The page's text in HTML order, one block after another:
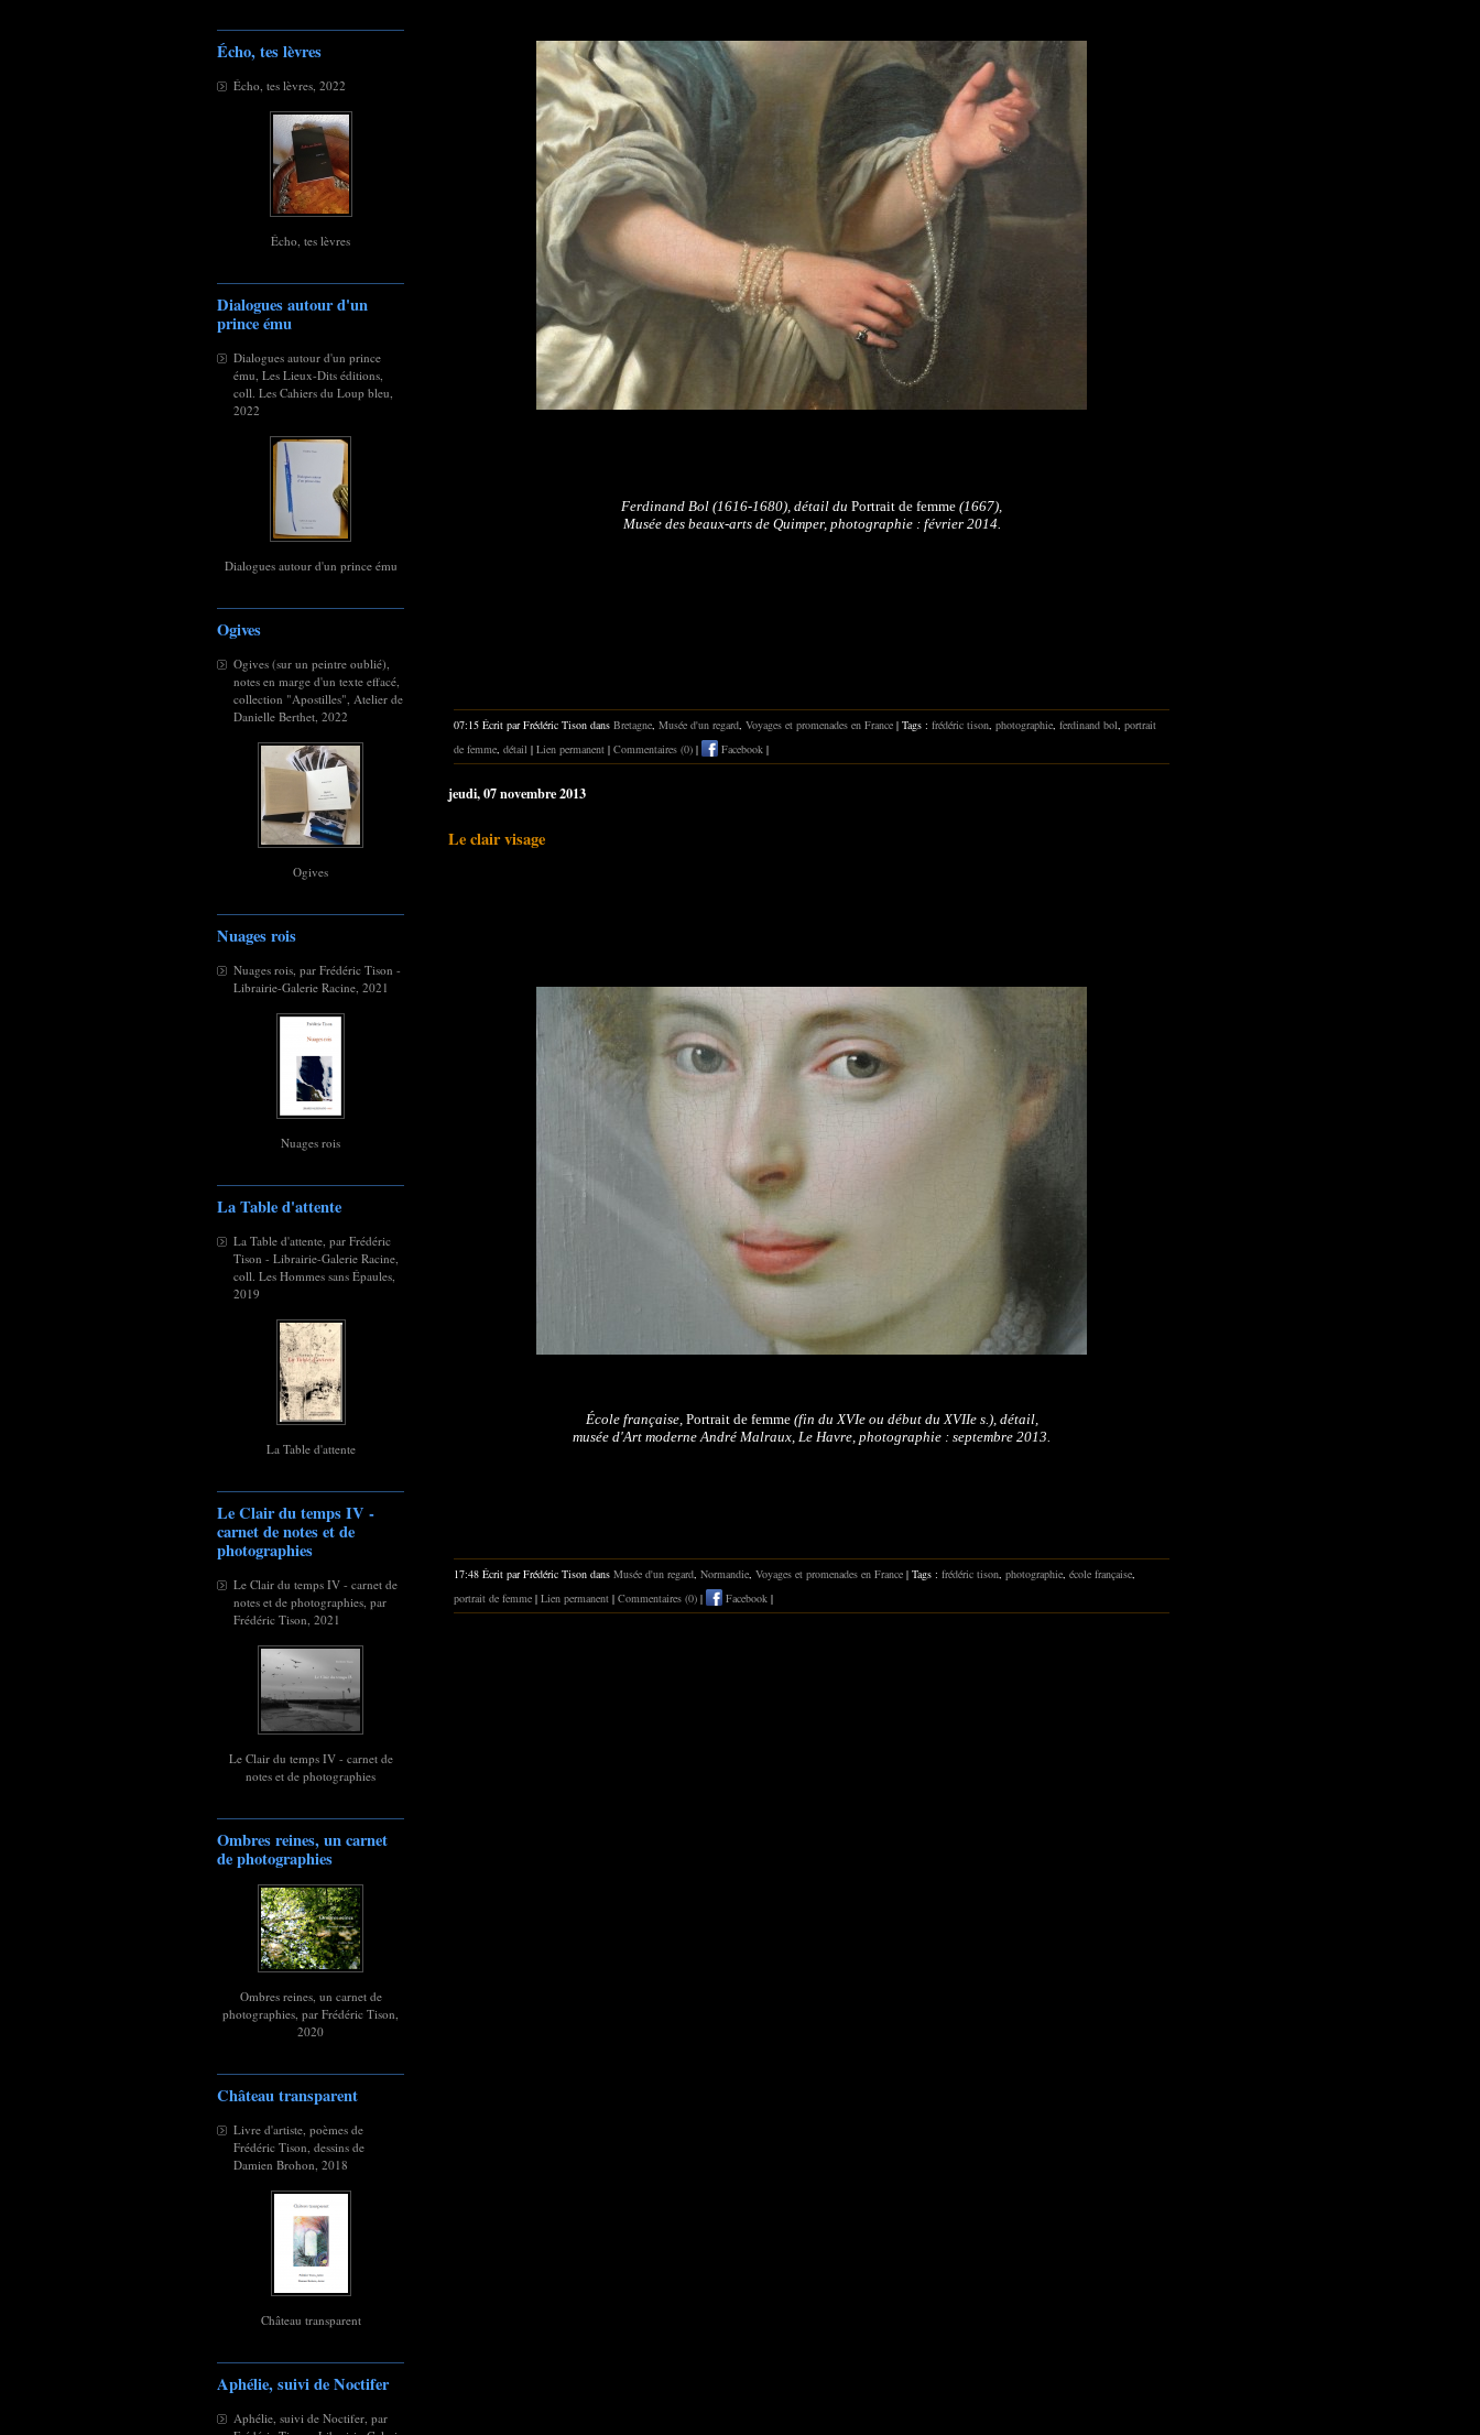
Écho, tes lèvres
Écho, tes lèvres, 2022
Écho, tes lèvres
Dialogues autour d'un
prince ému
Dialogues autour d'un prince
ému, Les Lieux-Dits éditions,
coll. Les Cahiers du Loup bleu,
2022
Dialogues autour d'un prince ému
Ogives
Ogives (sur un peintre oublié),
notes en marge d'un texte effacé,
collection "Apostilles", Atelier de
Danielle Berthet, 2022
Ogives
Nuages rois
Nuages rois, par Frédéric Tison -
Librairie-Galerie Racine, 2021
Nuages rois
La Table d'attente
La Table d'attente, par Frédéric
Tison - Librairie-Galerie Racine,
coll. Les Hommes sans Épaules,
2019
La Table d'attente
Le Clair du temps IV -
carnet de notes et de
photographies
Le Clair du temps IV - carnet de
notes et de photographies, par
Frédéric Tison, 2021
Le Clair du temps IV - carnet de
notes et de photographies
Ombres reines, un carnet
de photographies
Ombres reines, un carnet de
photographies, par Frédéric Tison,
2020
Château transparent
Livre d'artiste, poèmes de
Frédéric Tison, dessins de
Damien Brohon, 2018
Château transparent
Aphélie, suivi de Noctifer
Aphélie, suivi de Noctifer, par
Ferdinand Bol (1616-1680), détail du Portrait de femme (1667),
Musée des beaux-arts de Quimper, photographie : février 2014.
07:15 Écrit par Frédéric Tison dans Bretagne, Musée d'un regard, Voyages et promenades en France | Tags : frédéric tison, photographie, ferdinand bol, portrait
de femme, détail | Lien permanent | Commentaires (0) | Facebook |
jeudi, 07 novembre 2013
Le clair visage
École française, Portrait de femme(fin du XVIe ou début du XVIIe s.), détail,
musée d'Art moderne André Malraux, Le Havre, photographie : septembre 2013.
17:48 Écrit par Frédéric Tison dans Musée d'un regard, Normandie, Voyages et promenades en France | Tags : frédéric tison, photographie, école française,
portrait de femme | Lien permanent | Commentaires (0) | Facebook |